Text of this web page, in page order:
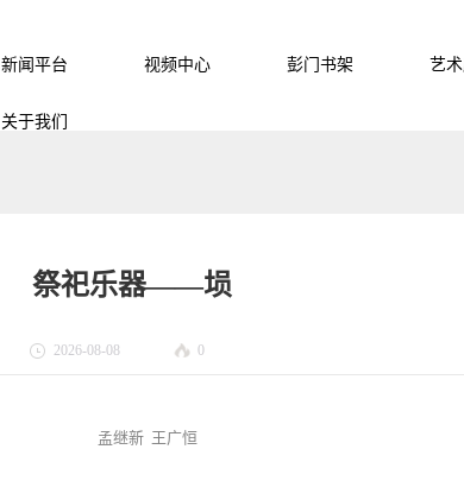
新闻平台 视频中心 彭门书架 艺
关于我们
祭祀乐器——埙
2026-08-08 0
孟继新 王广恒